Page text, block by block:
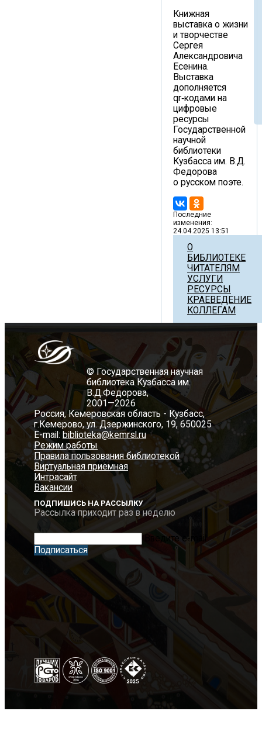
Книжная
выставка о жизни
и творчестве
Сергея
Александровича
Есенина.
Выставка
дополняется
qr‑кодами на
цифровые
ресурсы
Государственной
научной
библиотеки
Кузбасса им. В.Д.
Федорова
о русском поэте.
Последние
изменения:
24.04.2025 13:51
О
БИБЛИОТЕКЕ
ЧИТАТЕЛЯМ
УСЛУГИ
РЕСУРСЫ
КРАЕВЕДЕНИЕ
КОЛЛЕГАМ
© Государственная научная
библиотека Кузбасса им.
В.Д.Федорова,
2001—2026
Россия, Кемеровская область - Кузбасс,
г.Кемерово, ул. Дзержинского, 19, 650025
E-mail: biblioteka@kemrsl.ru
Режим работы
Правила пользования библиотекой
Виртуальная приемная
Интрасайт
Вакансии
ПОДПИШИСЬ НА РАССЫЛКУ
Рассылка приходит раз в неделю
Введите e-mail
Подписаться